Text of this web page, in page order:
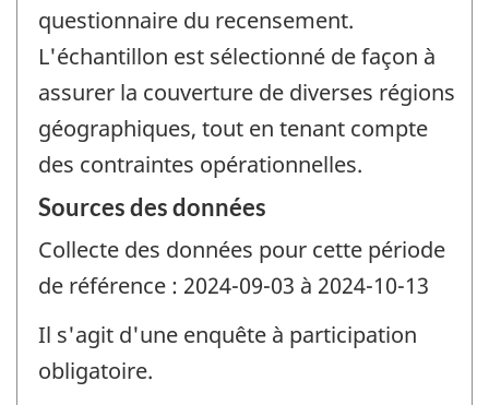
questionnaire du recensement.
L'échantillon est sélectionné de façon à
assurer la couverture de diverses régions
géographiques, tout en tenant compte
des contraintes opérationnelles.
Sources des données
Collecte des données pour cette période
de référence : 2024-09-03 à 2024-10-13
Il s'agit d'une enquête à participation
obligatoire.